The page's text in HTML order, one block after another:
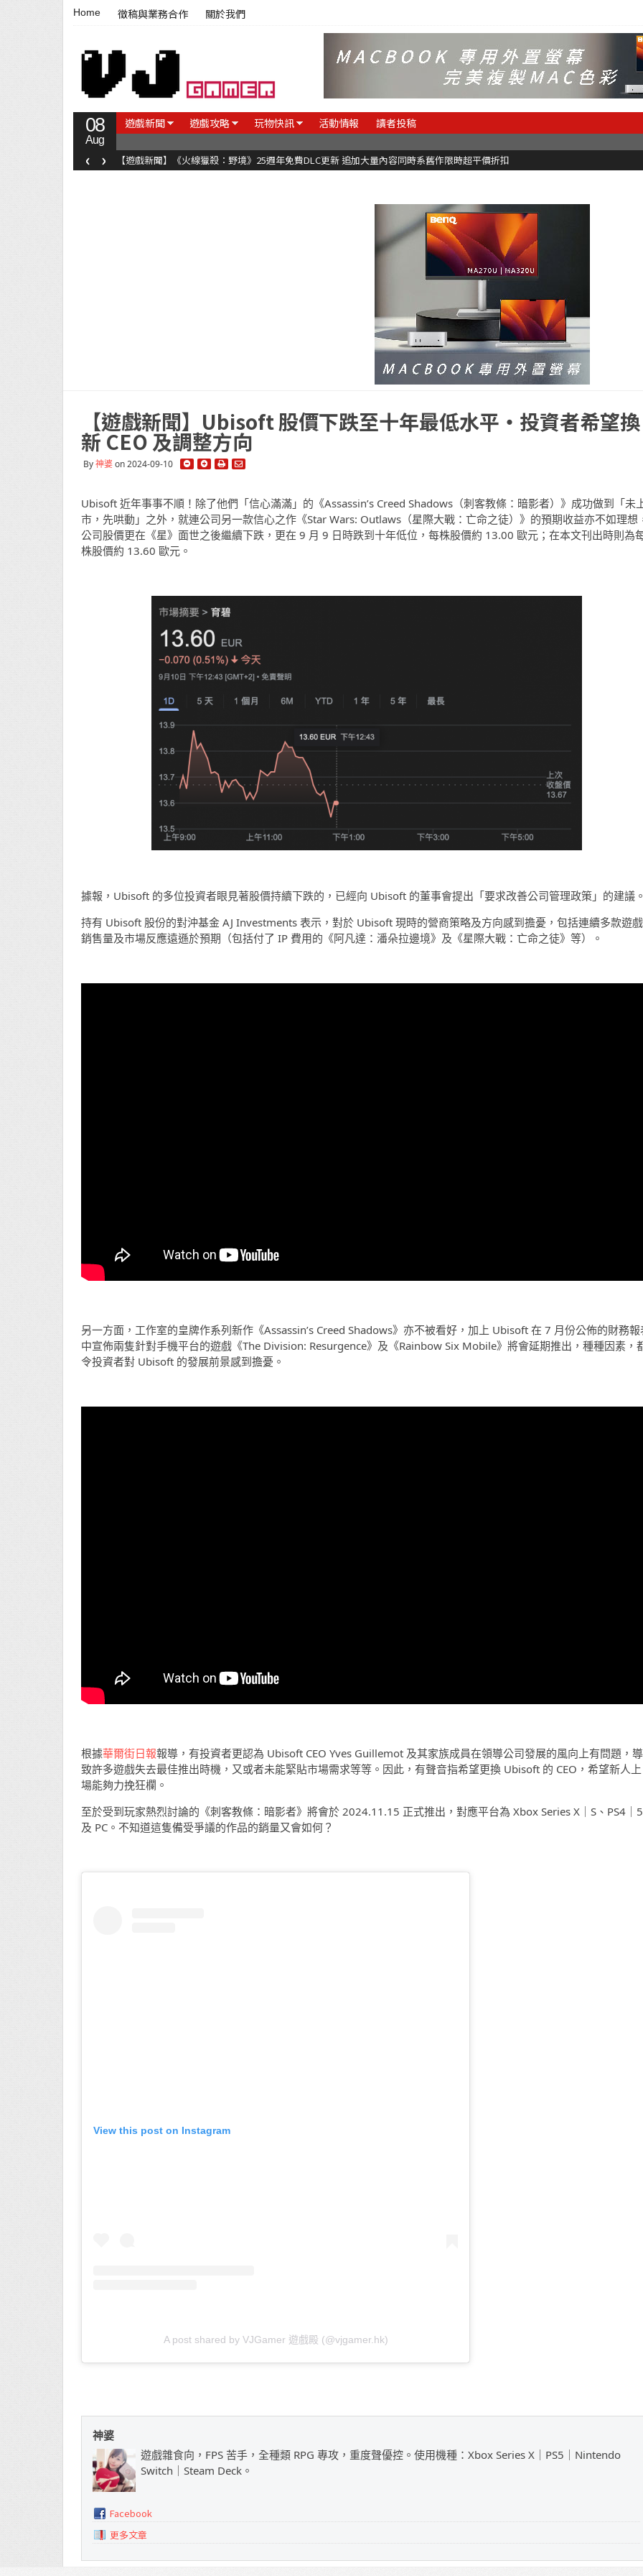
Home 徵稿與業務合作 關於我們
08
Aug
遊戲新聞 遊戲攻略 玩物快訊 活動情報 讀者投稿
【遊戲新聞】《火線獵殺：野境》25週年免費DLC更新 追加大量內容同時系舊作限時超平價折扣
‹ ›
【遊戲新聞】Ubisoft 股價下跌至十年最低水平・投資者希望換
新 CEO 及調整方向
By神婆on 2024-09-10
Ubisoft 近年事事不順！除了他們「信心滿滿」的《Assassin’s Creed Shadows（刺客教條：暗影者）》成功做到「未
市，先哄動」之外，就連公司另一款信心之作《Star Wars: Outlaws（星際大戰：亡命之徒）》的預期收益亦不如理想
公司股價更在《星》面世之後繼續下跌，更在 9 月 9 日時跌到十年低位，每株股價約 13.00 歐元；在本文刊出時則為
株股價約 13.60 歐元。
據報，Ubisoft 的多位投資者眼見著股價持續下跌的，已經向 Ubisoft 的董事會提出「要求改善公司管理政策」的建議
持有 Ubisoft 股份的對沖基金 AJ Investments 表示，對於 Ubisoft 現時的營商策略及方向感到擔憂，包括連續多款遊戲
銷售量及市場反應遠遜於預期（包括付了 IP 費用的《阿凡達：潘朵拉邊境》及《星際大戰：亡命之徒》等）。
另一方面，工作室的皇牌作系列新作《Assassin’s Creed Shadows》亦不被看好，加上 Ubisoft 在 7 月份公佈的財務報
中宣佈兩隻針對手機平台的遊戲《The Division: Resurgence》及《Rainbow Six Mobile》將會延期推出，種種因素，
令投資者對 Ubisoft 的發展前景感到擔憂。
根據華爾街日報報導，有投資者更認為 Ubisoft CEO Yves Guillemot 及其家族成員在領導公司發展的風向上有問題，導
致許多遊戲失去最佳推出時機，又或者未能緊貼市場需求等等。因此，有聲音指希望更換 Ubisoft 的 CEO，希望新人上
場能夠力挽狂欄。
至於受到玩家熱烈討論的《刺客教條：暗影者》將會於 2024.11.15 正式推出，對應平台為 Xbox Series X｜S、PS4｜5
及 PC。不知道這隻備受爭議的作品的銷量又會如何？
View this post on Instagram
A post shared by VJGamer 遊戲殿 (@vjgamer.hk)
神婆
遊戲雜食向，FPS 苦手，全種類 RPG 專攻，重度聲優控。使用機種：Xbox Series X｜PS5｜Nintendo
Switch｜Steam Deck。
Facebook
更多文章